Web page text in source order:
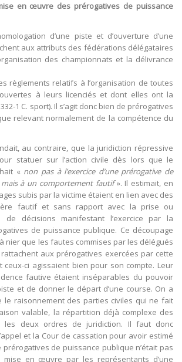
en œuvre des prérogatives de puissance
d’une piste et d’ouverture d’une
aux attributs des fédérations délégataires
des championnats et la délivrance
règlements relatifs à l’organisation de toutes
à leurs licenciés et dont elles ont la
1 C. sport). Il s’agit donc bien de prérogatives
relevant normalement de la compétence du
au contraire, que la juridiction répressive
statuer sur l’action civile dès lors que le
« non pas à l’exercice d’une prérogative de
mais à un comportement fautif». Il estimait, en
subis par la victime étaient en lien avec des
fautif et sans rapport avec la prise ou
de décisions manifestant l’exercice par la
de puissance publique. Ce découpage
nier que les fautes commises par les délégués
aux prérogatives exercées par cette
ceux-ci agissaient bien pour son compte. Leur
fautive étaient inséparables du pouvoir
et de donner le départ d’une course. On a
le raisonnement des parties civiles qui ne fait
valable, la répartition déjà complexe des
les deux ordres de juridiction. Il faut donc
et la Cour de cassation pour avoir estimé
de puissance publique n’était pas
mise en œuvre par les représentants d’une